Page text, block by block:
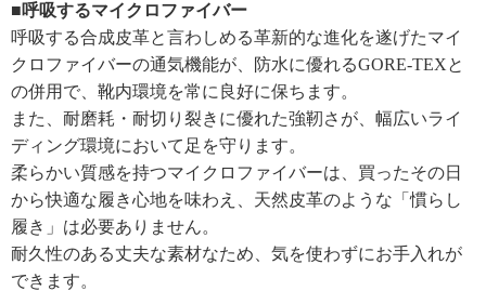
■呼吸するマイクロファイバー
呼吸する合成皮革と言わしめる革新的な進化を遂げたマイ
クロファイバーの通気機能が、防水に優れるGORE-TEXと
の併用で、靴内環境を常に良好に保ちます。
また、耐磨耗・耐切り裂きに優れた強靭さが、幅広いライ
ディング環境において足を守ります。
柔らかい質感を持つマイクロファイバーは、買ったその日
から快適な履き心地を味わえ、天然皮革のような「慣らし
履き」は必要ありません。
耐久性のある丈夫な素材なため、気を使わずにお手入れが
できます。